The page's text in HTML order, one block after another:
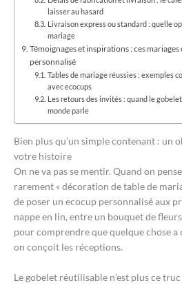
laisser au hasard
Livraison express ou standard : quelle
mariage
Témoignages et inspirations : ces
personnalisé
Tables de mariage réussies : exemples
avec ecocups
Les retours des invités : quand le
monde parle
Bien plus qu’un simple contenant : un
votre histoire
On ne va pas se mentir. Quand on
rarement « décoration de table de
de poser un ecocup personnalisé aux
nappe en lin, entre un bouquet de
pour comprendre que quelque chose a
on conçoit les réceptions.
Le gobelet réutilisable n’est plus ce